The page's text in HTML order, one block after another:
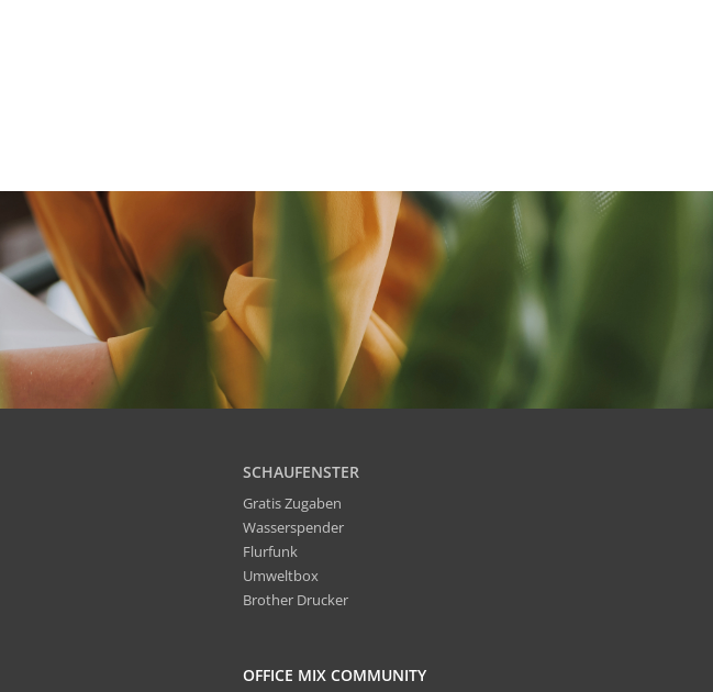
SCHAUFENSTER
Gratis Zugaben
Wasserspender
Flurfunk
Umweltbox
Brother Drucker
OFFICE MIX COMMUNITY